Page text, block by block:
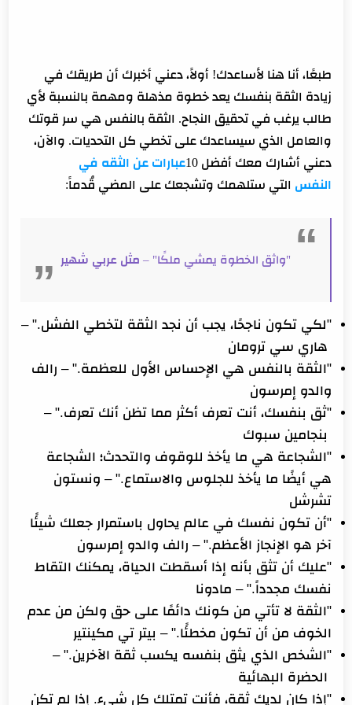
طبعًا، أنا هنا لأساعدك! أولاً، دعني أخبرك أن طريقك في
زيادة الثقة بنفسك يعد خطوة مذهلة ومهمة بالنسبة لأي
طالب يرغب في تحقيق النجاح. الثقة بالنفس هي سر قوتك
والعامل الذي سيساعدك على تخطي كل التحديات. والآن،
دعني أشارك معك أفضل 10
عبارات عن الثقه في
النفس التي ستلهمك وتشجعك على المضي قُدماً:
"واثق الخطوة يمشي ملكًا" – مثل عربي شهير
"لكي تكون ناجحًا، يجب أن نجد الثقة لتخطي الفشل." –
هاري سي ترومان
"الثقة بالنفس هي الإحساس الأول للعظمة." – رالف
والدو إمرسون
"ثق بنفسك، أنت تعرف أكثر مما تظن أنك تعرف." –
بنجامين سبوك
"الشجاعة هي ما يأخذ للوقوف والتحدث؛ الشجاعة
هي أيضًا ما يأخذ للجلوس والاستماع." – ونستون
تشرشل
"أن تكون نفسك في عالم يحاول باستمرار جعلك شيئًا
آخر هو الإنجاز الأعظم." – رالف والدو إمرسون
"عليك أن تثق بأنه إذا أسقطت الحياة، يمكنك التقاط
نفسك مجدداً." – مادونا
"الثقة لا تأتي من كونك دائمًا على حق ولكن من عدم
الخوف من أن تكون مخطئًا." – بيتر تي مكينتير
"الشخص الذي يثق بنفسه يكسب ثقة الآخرين." –
الحضرة البهائية
"إذا كان لديك ثقة، فأنت تمتلك كل شيء. إذا لم تكن